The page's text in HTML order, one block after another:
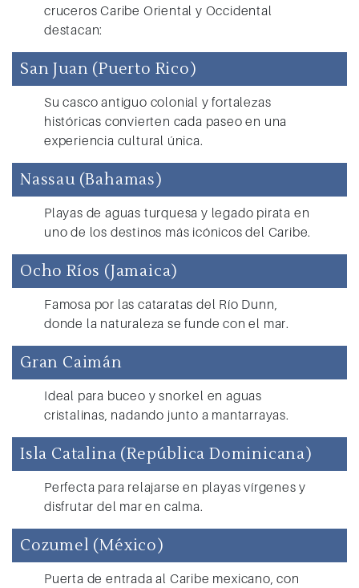
cruceros Caribe Oriental y Occidental
destacan:
San Juan (Puerto Rico)
Su casco antiguo colonial y fortalezas
históricas convierten cada paseo en una
experiencia cultural única.
Nassau (Bahamas)
Playas de aguas turquesa y legado pirata en
uno de los destinos más icónicos del Caribe.
Ocho Ríos (Jamaica)
Famosa por las cataratas del Río Dunn,
donde la naturaleza se funde con el mar.
Gran Caimán
Ideal para buceo y snorkel en aguas
cristalinas, nadando junto a mantarrayas.
Isla Catalina (República Dominicana)
Perfecta para relajarse en playas vírgenes y
disfrutar del mar en calma.
Cozumel (México)
Puerta de entrada al Caribe mexicano, con